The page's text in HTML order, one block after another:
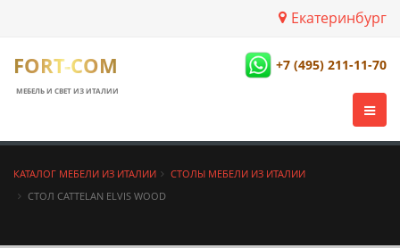
Екатеринбург
FORT-COM
МЕБЕЛЬ И СВЕТ ИЗ ИТАЛИИ
+7 (495) 211-11-70
КАТАЛОГ МЕБЕЛИ ИЗ ИТАЛИИ
СТОЛЫ МЕБЕЛИ ИЗ ИТАЛИИ
СТОЛ CATTELAN ELVIS WOOD